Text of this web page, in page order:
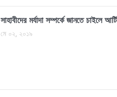
সাহাবীদের মর্যাদা সম্পর্কে জানতে চাইলে
মে ০২, ২০১৯